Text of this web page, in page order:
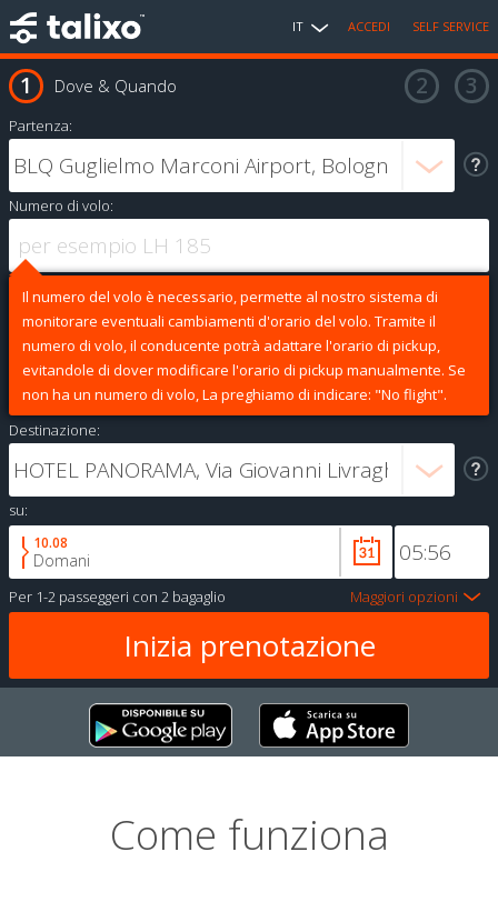
IT ACCEDI SELF SERVICE
Dove & Quando
Partenza:
Numero di volo:
Il numero del volo è necessario, permette al nostro sistema di
monitorare eventuali cambiamenti d'orario del volo. Tramite il
numero di volo, il conducente potrà adattare l'orario di pickup,
evitandole di dover modificare l'orario di pickup manualmente. Se
non ha un numero di volo, La preghiamo di indicare: "No flight".
Destinazione:
su:
10.08
Domani
Per 1-2 passeggeri con 2 bagaglio Maggiori opzioni
Come funziona